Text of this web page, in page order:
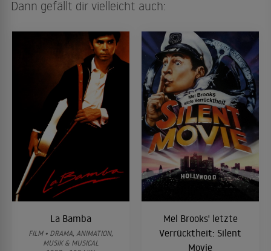
Dann gefällt dir vielleicht auch:
La Bamba
FILM • DRAMA, ANIMATION,
MUSIK & MUSICAL
Mel Brooks' letzte
Verrücktheit: Silent
Movie